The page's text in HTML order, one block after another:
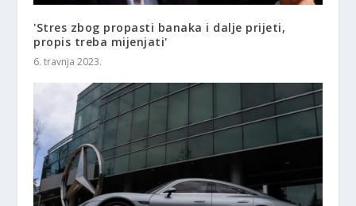
'Stres zbog propasti banaka i dalje prijeti,
propis treba mijenjati'
6. travnja 2023.